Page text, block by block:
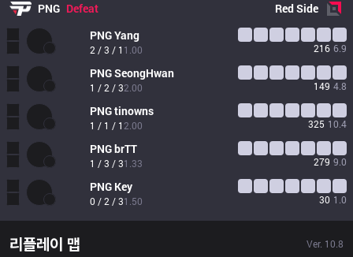
PNG Defeat RedSide
PNGYang
2 / 3 / 1 1.00 216 6.9
PNGSeongHwan
1 / 2 / 32.00 149 4.8
PNGtinowns
1 / 1 / 1 2.00 325 10.4
PNGbrTT
1 / 3 / 31.33 279 9.0
PNG Key
0 / 2 / 31.50 30 1.0
리플레이 맵 Ver. 10.8